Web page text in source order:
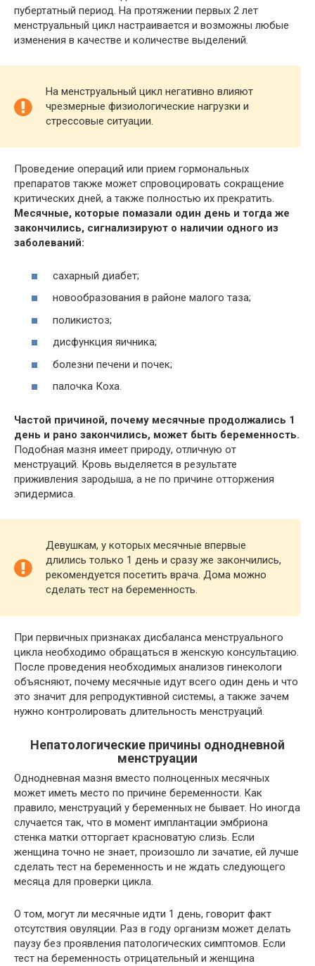
пубертатный период. На протяжении первых 2 лет
менструальный цикл настраивается и возможны любые
изменения в качестве и количестве выделений.
На менструальный цикл негативно влияют
чрезмерные физиологические нагрузки и
стрессовые ситуации.
Проведение операций или прием гормональных
препаратов также может спровоцировать сокращение
критических дней, а также полностью их прекратить.
Месячные, которые помазали один день и тогда же
закончились, сигнализируют о наличии одного из
заболеваний:
сахарный диабет;
новообразования в районе малого таза;
поликистоз;
дисфункция яичника;
болезни печени и почек;
палочка Коха.
Частой причиной, почему месячные продолжались 1
день и рано закончились, может быть беременность.
Подобная мазня имеет природу, отличную от
менструаций. Кровь выделяется в результате
приживления зародыша, а не по причине отторжения
эпидермиса.
Девушкам, у которых месячные впервые
длились только 1 день и сразу же закончились,
рекомендуется посетить врача. Дома можно
сделать тест на беременность.
При первичных признаках дисбаланса менструального
цикла необходимо обращаться в женскую консультацию.
После проведения необходимых анализов гинекологи
объясняют, почему месячные идут всего один день и что
это значит для репродуктивной системы, а также зачем
нужно контролировать длительность менструаций.
Непатологические причины однодневной
менструации
Однодневная мазня вместо полноценных месячных
может иметь место по причине беременности. Как
правило, менструаций у беременных не бывает. Но иногда
случается так, что в момент имплантации эмбриона
стенка матки отторгает красноватую слизь. Если
женщина точно не знает, произошло ли зачатие, ей лучше
сделать тест на беременность и не ждать следующего
месяца для проверки цикла.
О том, могут ли месячные идти 1 день, говорит факт
отсутствия овуляции. Раз в году организм может делать
паузу без проявления патологических симптомов. Если
тест на беременность отрицательный и женщина